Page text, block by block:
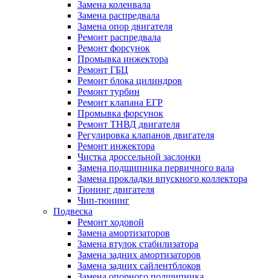
Замена коленвала
Замена распредвала
Замена опор двигателя
Ремонт распредвала
Ремонт форсунок
Промывка инжектора
Ремонт ГБЦ
Ремонт блока цилиндров
Ремонт турбин
Ремонт клапана ЕГР
Промывка форсунок
Ремонт ТНВД двигателя
Регулировка клапанов двигателя
Ремонт инжектора
Чистка дроссельной заслонки
Замена подшипника первичного вала
Замена прокладки впускного коллектора
Тюнинг двигателя
Чип-тюнинг
Подвеска
Ремонт ходовой
Замена амортизаторов
Замена втулок стабилизатора
Замена задних амортизаторов
Замена задних сайлентблоков